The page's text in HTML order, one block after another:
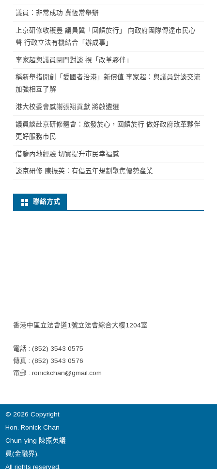
議員：非常成功 冀恆常舉辦
上京研修收穫豐 議員冀「回饋於行」 向政府團隊傳達市民心
聲 行政立法有機結合「辦成事」
李家超與議員閉門對談 視「改革夥伴」
稱新舉措開創「愛國者治港」新價值 李家超：與議員對談交流
加強相互了解
港大校委會感謝張翔貢獻 將啟遴選
議員談赴京研修體會：啟發於心，回饋於行 做好政府改革夥伴
更好服務市民
借鑒內地經驗 切實提升市民幸福感
談京研修 陳振英：有倡五年規劃聚焦優勢產業
聯絡方式
香港中區立法會道1號立法會綜合大樓1204室
電話 : (852) 3543 0575
傳真 : (852) 3543 0576
電郵 :ronickchan@gmail.com
© 2026 Copyright
Hon. Ronick Chan
Chun-ying 陳振英議
員(金融界).
All rights reserved.